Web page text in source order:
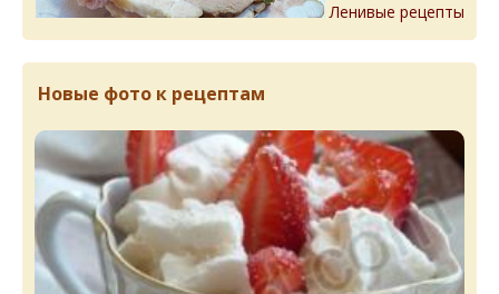
Ленивые рецепты
Новые фото к рецептам